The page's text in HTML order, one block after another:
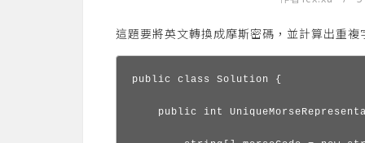
這題要將英文轉換成摩斯密碼，並計算出重
public class Solution {
public int